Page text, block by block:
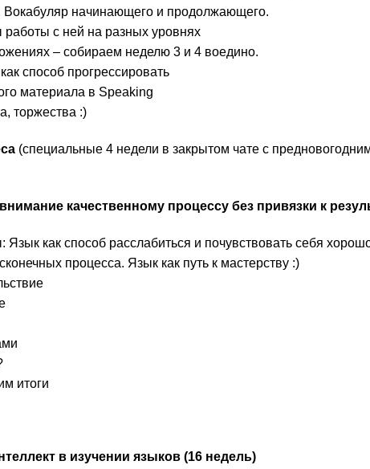
начинающего и продолжающего.
с ней на разных уровнях
– собираем неделю 3 и 4 воедино.
способ прогрессировать
материала в Speaking
торжества :)
(специальные 4 недели в закрытом чате с
качественному процессу без привязки к
как способ расслабиться и почувствовать себя
процесса. Язык как путь к мастерству :)
итоги
в изучении языков (16 недель)